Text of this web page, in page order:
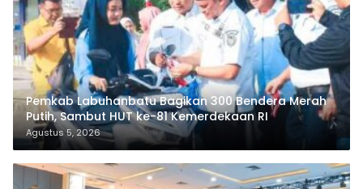
Pemkab Labuhanbatu Bagikan 300 Bendera Merah
Putih, Sambut HUT ke-81 Kemerdekaan RI
Agustus 5, 2026